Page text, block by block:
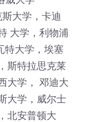
大学，卡迪
大学，利物浦
特大学，埃塞
斯特拉思克莱
大学， 邓迪大
大学，威尔士
北安普顿大